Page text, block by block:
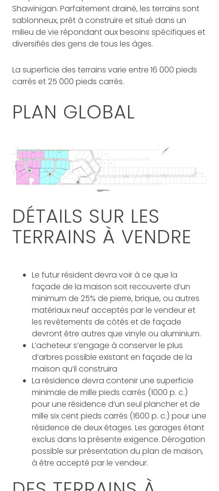
Shawinigan. Parfaitement drainé, les terrains sont
sablonneux, prêt à construire et situé dans un
milieu de vie répondant aux besoins spécifiques et
diversifiés des gens de tous les âges.
La superficie des terrains varie entre 16 000 pieds
carrés et 25 000 pieds carrés.
PLAN GLOBAL
DÉTAILS SUR LES
TERRAINS À VENDRE
Le futur résident devra voir à ce que la
façade de la maison soit recouverte d’un
minimum de 25% de pierre, brique, ou autres
matériaux neuf acceptés par le vendeur et
les revêtements de côtés et de façade
devront être autres que vinyle ou aluminium.
L’acheteur s’engage à conserver le plus
d’arbres possible existant en façade de la
maison qu’il construira
La résidence devra contenir une superficie
minimale de mille pieds carrés (1000 p. c.)
pour une résidence d’un seul plancher et de
mille six cent pieds carrés (1600 p. c.) pour une
résidence de deux étages. Les garages étant
exclus dans la présente exigence. Dérogation
possible sur présentation du plan de maison,
à être accepté par le vendeur.